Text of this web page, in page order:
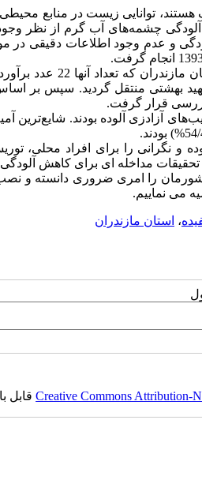
توانایی زیست در منابع
آلودگی چشمه‌های آب گرم از نظر
و عدم وجود اطلاعات دقیقی در
در این مطالعه مقطعی، از تمام
شهید بهشتی منتقل گردید. سپس
بررسی قرار گرفت.
و نگرانی را برای افراد محلی،
مداخله ای برای کاهش
را امری ضروری دانسته و نصب
می نماییم.
، استان مازندران
Creative Commons Attribution-قابل